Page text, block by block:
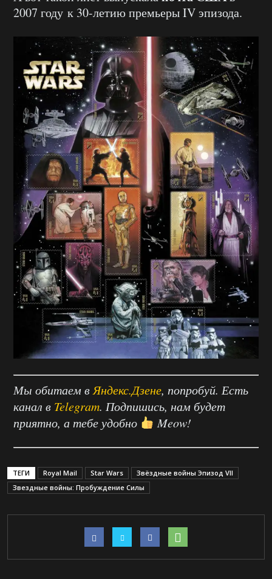
2007 году к 30-летию премьеры IV эпизода.
Мы обитаем вЯндекс.Дзене, попробуй. Есть
канал в Telegram. Подпишись, нам будет
приятно, а тебе удобно
Meow!
ТЕГИ Royal Mail Star Wars
Звёздные войны Эпизод VII
Звездные войны: Пробуждение Силы